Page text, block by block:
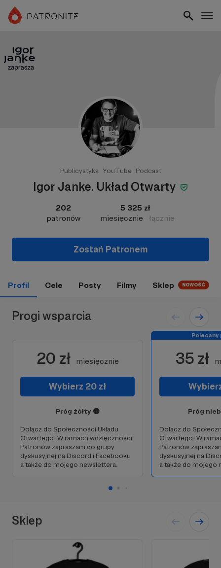
Publicystyka YouTube Podcast
Igor Janke. Układ Otwarty
202
patronów
5 325 zł
miesięcznie
łącznie
Zostań Patronem
Profil Cele Posty Filmy Sklep NOWOŚĆ
Progi wsparcia
20 zł miesięcznie
Wybierz 20 zł
Próg żółty 🟡
Dołącz do Społeczności Układu
Otwartego! W ramach wdzięczności
Patronów zapraszam do grupy
dyskusyjnej na Discord i Facebooku
a także do mojego newslettera.
Polecany
35 zł
Próg
Dołącz do
Otwartego! W
Patronów
dyskusyjnej na
a także do mojego
Sklep